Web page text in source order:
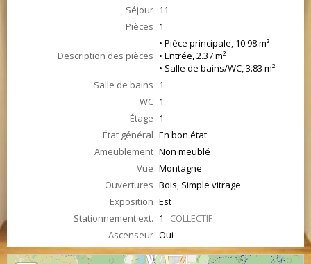
Séjour 11
Pièces 1
Description des pièces
• Pièce principale, 10.98 m²
• Entrée, 2.37 m²
• Salle de bains/WC, 3.83 m²
Salle de bains 1
WC 1
Étage 1
État général En bon état
Ameublement Non meublé
Vue Montagne
Ouvertures Bois, Simple vitrage
Exposition Est
Stationnement ext. 1 COLLECTIF
Ascenseur Oui